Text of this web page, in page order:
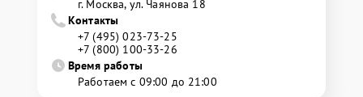
г. Москва, ул. Чаянова 18
Контакты
+7 (495) 023-73-25
+7 (800) 100-33-26
Время работы
Работаем с 09:00 до 21:00